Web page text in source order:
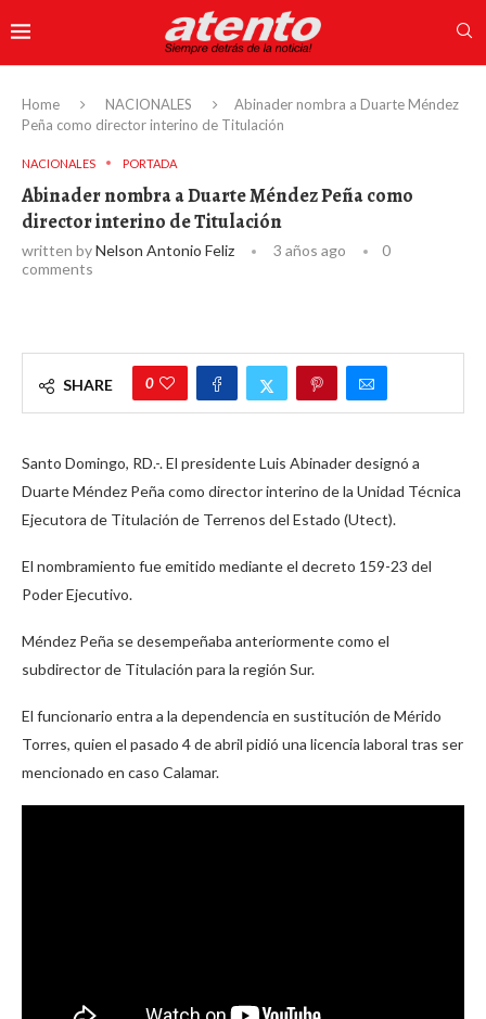
Home NACIONALES
Abinader nombra a Duarte Méndez
Peña como director interino de Titulación
NACIONALES PORTADA
Abinader nombra a Duarte Méndez Peña como
director interino de Titulación
written byNelson Antonio Feliz 3 años ago
0
comments
SHARE 0
Santo Domingo, RD.-. El presidente Luis Abinader designó a
Duarte Méndez Peña como director interino de la Unidad Técnica
Ejecutora de Titulación de Terrenos del Estado (Utect).
El nombramiento fue emitido mediante el decreto 159-23 del
Poder Ejecutivo.
Méndez Peña se desempeñaba anteriormente como el
subdirector de Titulación para la región Sur.
El funcionario entra a la dependencia en sustitución de Mérido
Torres, quien el pasado 4 de abril pidió una licencia laboral tras ser
mencionado en caso Calamar.